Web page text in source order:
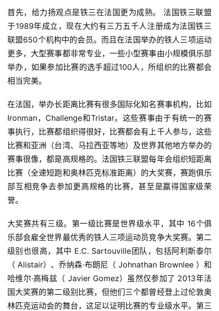
首先，给力扬观点是铁三在法国更为成熟。 法国铁三联盟
于1989年成立，现在大约有三万五千人注册成为法国铁三
联盟650个机构中的会员。而且在法国举办的铁人三项运动
更多，大型赛事都非常专业，一些小型赛事由小规模俱乐部
举办，如果参加比赛的选手超过100人，所组织的比赛都会
相当完美。
在法国，举办长距离比赛有很多国际化知名赛事机构，比如
Ironman，Challenge和Tristar。这些赛事由于有统一的赛
事执行，比赛都组织得很好，比赛都会有上千人参与，这些
比赛和亚洲（台湾、马拉西亚等地）及世界其他地方举办的
赛事很像，都是高规格的。法国铁三联盟每年会组织短距离
比赛（全速短跑和奥林匹克标准距离）的大奖赛，赛跑俱乐
部互相竞争去参加更高规格的比赛，甚至是赢得国家级荣
誉。
大奖赛共有三级。第一级比赛是世界级水平，其中 16个俱
乐部会雇全世界最优秀的铁人三项运动员竞争大奖赛。第二
级别也很高，其中 E.C. Sartouville团队，包括阿利斯泰尔
（ Alistair）、乔纳森·布朗尼（ Johnathan Brownlee ）和
哈维尔·高梅兹（ Javier Gomez）虽然仅参加了 2013年法
国大奖赛的第二级别比赛，但他们三个都曾经登上过伦敦奥
林匹克运动会的舞台，这足以证明比赛的专业级水平。第三